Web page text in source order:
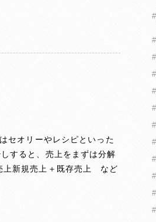
セオリーやレシピといった
すると、売上をまずは分解
上新規売上＋既存売上 など